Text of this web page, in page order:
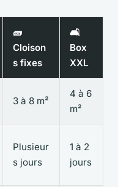
🧱
Cloison
s fixes
🛋️
Box
XXL
3 à 8 m²
4 à 6
m²
Plusieur
s jours
1 à 2
jours